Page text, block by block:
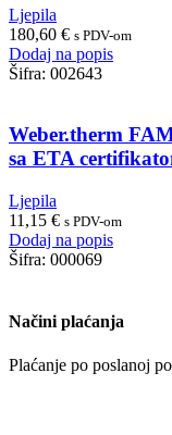
Ljepila
180,60 € s PDV-om
Dodaj na popis
Šifra: 002643
Weber.therm
sa ETA
Ljepila
11,15 € s PDV-om
Dodaj na popis
Šifra: 000069
Načini plaćanja
Plaćanje po poslanoj